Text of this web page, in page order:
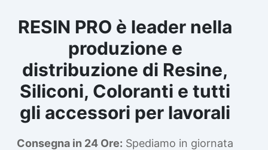
RESIN PRO è leader nella
produzione e
distribuzione di Resine,
Siliconi, Coloranti e tutti
gli accessori per lavorali
Consegna in 24 Ore: Spediamo in giornata